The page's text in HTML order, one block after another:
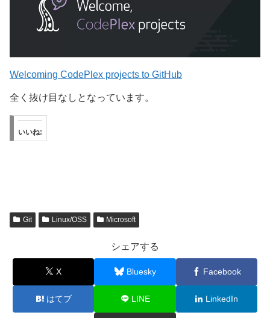
Welcoming CodePlex projects to GitHub
全く抜け目なしとなっています。
いいね:
Git Linux/OSS Microsoft
シェアする
X Bluesky Facebook
はてブ LINE LinkedIn